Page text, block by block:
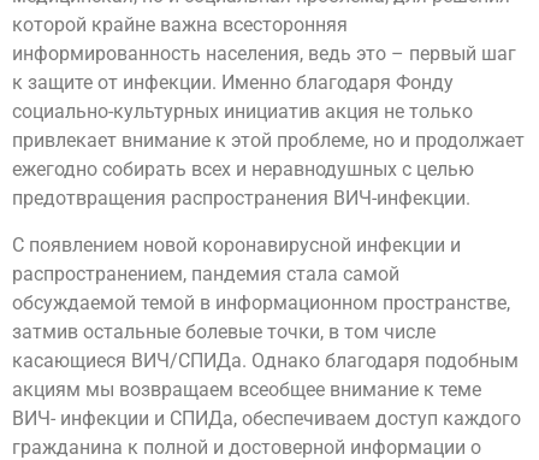
которой крайне важна всесторонняя
информированность населения, ведь это – первый шаг
к защите от инфекции. Именно благодаря Фонду
социально-культурных инициатив акция не только
привлекает внимание к этой проблеме, но и продолжает
ежегодно собирать всех и неравнодушных с целью
предотвращения распространения ВИЧ-инфекции.
С появлением новой коронавирусной инфекции и
распространением, пандемия стала самой
обсуждаемой темой в информационном пространстве,
затмив остальные болевые точки, в том числе
касающиеся ВИЧ/СПИДа. Однако благодаря подобным
акциям мы возвращаем всеобщее внимание к теме
ВИЧ- инфекции и СПИДа, обеспечиваем доступ каждого
гражданина к полной и достоверной информации о